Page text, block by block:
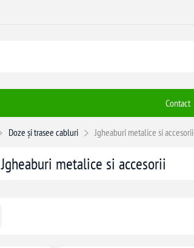
Contact
Doze și trasee cabluri Jgheaburi metalice si accesorii
Jgheaburi metalice si accesorii